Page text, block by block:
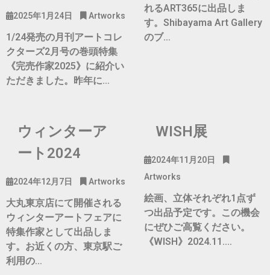
2025年1月24日 Artworks
1/24発売の月刊アートコレ
クターズ2月号の巻頭特集
《完売作家2025》に紹介い
ただきました。昨年に…
れるART365に出品しま
す。Shibayama Art Gallery
のブ…
ウィンターア
ート2024
2024年12月7日 Artworks
大丸東京店にて開催される
ウィンターアートフェアに
特集作家として出品しま
す。お近くの方、東京駅ご
利用の…
WISH展
2024年11月20日
Artworks
絵画、立体それぞれ1点ず
つ出品予定です。この機会
にぜひご高覧ください。
《WISH》2024.11.…